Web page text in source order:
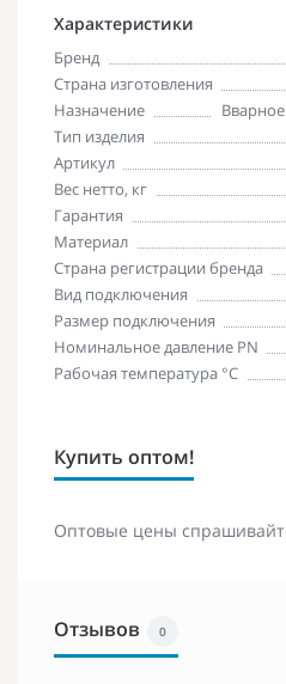
Характеристики
Бренд
Страна изготовления
Назначение
Тип изделия
Артикул
Вес нетто, кг
Гарантия
Материал
Страна регистрации бренда
Вид подключения
Размер подключения
Номинальное давление PN
Рабочая температура °С
Купить оптом!
Оптовые цены
Отзывов 0